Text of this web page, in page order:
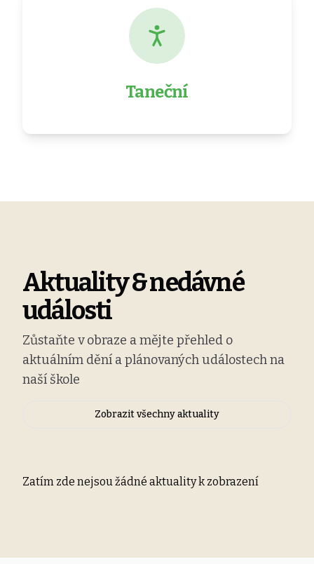
Taneční
Aktuality & nedávné
události
Zůstaňte v obraze a mějte přehled o
aktuálním dění a plánovaných událostech na
naší škole
Zobrazit všechny aktuality
Zatím zde nejsou žádné aktuality k zobrazení